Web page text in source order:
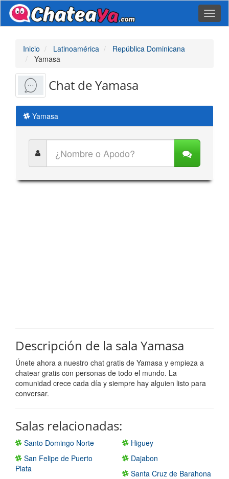
Inicio Latinoamérica
República Dominicana
Yamasa
Chat de Yamasa
Yamasa
Descripción de la sala Yamasa
Únete ahora a nuestro chat gratis de Yamasa y empieza a
chatear gratis con personas de todo el mundo. La
comunidad crece cada día y siempre hay alguien listo para
conversar.
Salas relacionadas:
Santo Domingo Norte
Higuey
San Felipe de Puerto
Plata
Dajabon
Santa Cruz de Barahona